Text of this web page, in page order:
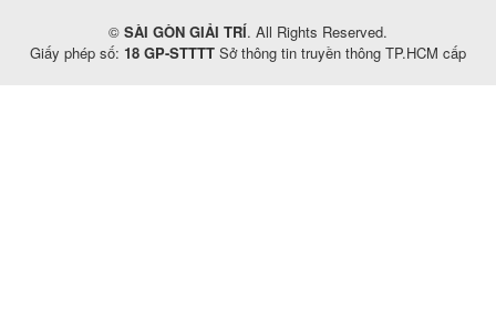
© SÀI GÒN GIẢI TRÍ. All Rights Reserved.
Giấy phép số: 18 GP-STTTT Sở thông tin truyền thông TP.HCM cấp